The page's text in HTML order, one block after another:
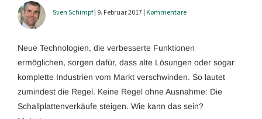
Sven Schimpf| 9. Februar 2017 | Kommentare
Neue Technologien, die verbesserte Funktionen
ermöglichen, sorgen dafür, dass alte Lösungen oder sogar
komplette Industrien vom Markt verschwinden. So lautet
zumindest die Regel. Keine Regel ohne Ausnahme: Die
Schallplattenverkäufe steigen. Wie kann das sein?